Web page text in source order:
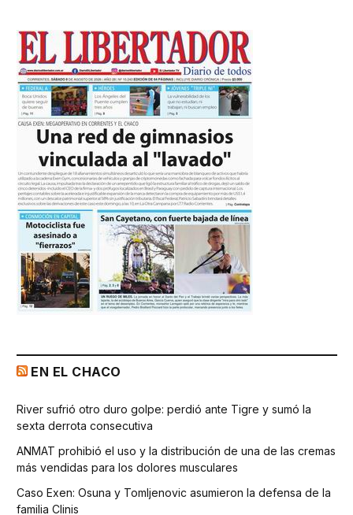
EN EL CHACO
River sufrió otro duro golpe: perdió ante Tigre y sumó la
sexta derrota consecutiva
ANMAT prohibió el uso y la distribución de una de las cremas
más vendidas para los dolores musculares
Caso Exen: Osuna y Tomljenovic asumieron la defensa de la
familia Clinis